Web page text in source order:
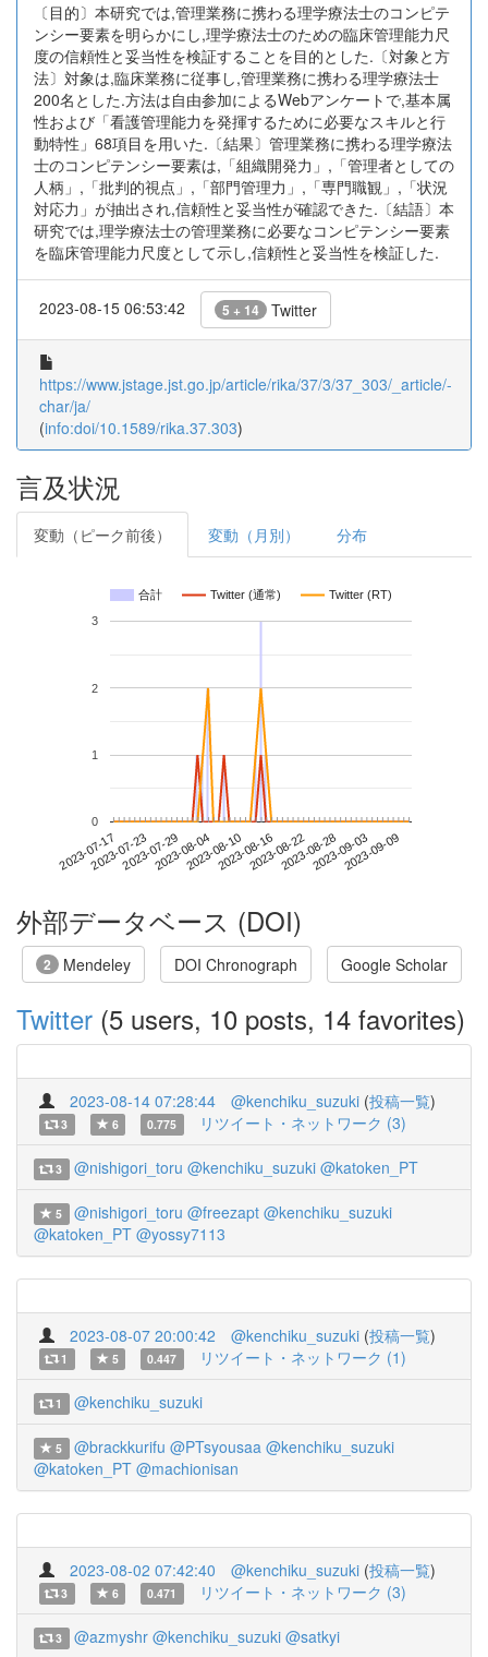
〔目的〕本研究では,管理業務に携わる理学療法士のコンピテ
ンシー要素を明らかにし,理学療法士のための臨床管理能力尺
度の信頼性と妥当性を検証することを目的とした.〔対象と方
法〕対象は,臨床業務に従事し,管理業務に携わる理学療法士
200名とした.方法は自由参加によるWebアンケートで,基本属
性および「看護管理能力を発揮するために必要なスキルと行
動特性」68項目を用いた.〔結果〕管理業務に携わる理学療法
士のコンピテンシー要素は,「組織開発力」,「管理者としての
人柄」,「批判的視点」,「部門管理力」,「専門職観」,「状況
対応力」が抽出され,信頼性と妥当性が確認できた.〔結語〕本
研究では,理学療法士の管理業務に必要なコンピテンシー要素
を臨床管理能力尺度として示し,信頼性と妥当性を検証した.
2023-08-15 06:53:42 5 + 14 Twitter
https://www.jstage.jst.go.jp/article/rika/37/3/37_303/_article/-
char/ja/
(info:doi/10.1589/rika.37.303)
言及状況
変動（ピーク前後） 変動（月別） 分布
合計 Twitter (通常) Twitter (RT)
2023-07-172023-07-232023-07-292023-08-042023-08-102023-08-162023-08-222023-08-282023-09-032023-09-09
0
1
2
3
外部データベース (DOI)
2 Mendeley DOI Chronograph Google Scholar
Twitter (5 users, 10 posts, 14 favorites)
2023-08-14 07:28:44 @kenchiku_suzuki (投稿一覧)
3 6 0.775 リツイート・ネットワーク (3)
3 @nishigori_toru @kenchiku_suzuki @katoken_PT
5 @nishigori_toru @freezapt @kenchiku_suzuki
@katoken_PT @yossy7113
2023-08-07 20:00:42 @kenchiku_suzuki (投稿一覧)
1 5 0.447 リツイート・ネットワーク (1)
1 @kenchiku_suzuki
5 @brackkurifu @PTsyousaa @kenchiku_suzuki
@katoken_PT @machionisan
2023-08-02 07:42:40 @kenchiku_suzuki (投稿一覧)
3 6 0.471 リツイート・ネットワーク (3)
3 @azmyshr @kenchiku_suzuki @satkyi